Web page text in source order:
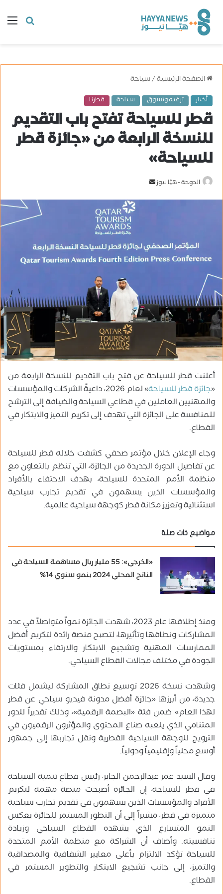
البحث
الصفحة الرئيسية/سياحة
أخبار ترفيه وتسوق سياحة قطرنا
قطر للسياحة تفتح باب التقديم
للنسخة الرابعة من «جائزة قطر
للسياحة»
الدوحة - هيّا نيوز
ر
ي
ل
ك
ن
ي
ا
أعلنت قطر للسياحة عن فتح باب التقديم للنسخة الرابعة من
«جائزة قطر للسياحة
» لعام 2026، داعيةً الشركات والمؤسسات
والمهنيين العاملين في قطاعي السياحة والضيافة إلى الترشح
للمنافسة على الجائزة التي تهدف إلى تكريم التميز والابتكار في
القطاع.
وجاء الإعلان خلال مؤتمر صحفي كشفت خلاله قطر للسياحة
عن تفاصيل الدورة الجديدة من الجائزة، التي تنظم بالتعاون مع
منظمة الأمم المتحدة للسياحة، بهدف الاحتفاء بالأفراد
والمؤسسات الذين يسهمون في تقديم تجارب سياحية
استثنائية وتعزيز مكانة قطر كوجهة سياحية عالمية.
مواضيع ذات صلة
«الخرجي»: 55 مليار ريال مساهمة السياحة في
الناتج المحلي 2024 بنمو سنوي 14%
ومنذ إطلاقها عام 2023، شهدت الجائزة نمواً متواصلاً في عدد
المشاركات ونطاقها وتأثيرها، لتصبح منصة رائدة لتكريم أفضل
الممارسات المهنية وتشجيع الابتكار والارتقاء بمستويات
الجودة في مختلف مجالات القطاع السياحي.
وشهدت نسخة 2026 توسيع نطاق المشاركة ليشمل فئات
جديدة، من أبرزها «جائزة أفضل مدونة فيديو سياحي عن قطر
لهذا العام» ضمن فئة «البصمة الرقمية»، وذلك تقديراً للدور
المتنامي الذي يلعبه صناع المحتوى والمؤثرون الرقميون في
الترويج للوجهة السياحية القطرية ونقل تجاربها إلى جمهور
أوسع محلياً وإقليمياً ودولياً.
وقال السيد عمر عبدالرحمن الجابر، رئيس قطاع تنمية السياحة
في قطر للسياحة، إن الجائزة أصبحت منصة مهمة لتكريم
الأفراد والمؤسسات الذين يسهمون في تقديم تجارب سياحية
متميزة في قطر، مشيراً إلى أن التطور المستمر للجائزة يعكس
النمو المتسارع الذي يشهده القطاع السياحي وزيادة
تنافسيته. وأضاف أن الشراكة مع منظمة الأمم المتحدة
للسياحة تؤكد الالتزام بأعلى معايير الشفافية والمصداقية
والتميز، إلى جانب تشجيع الابتكار والتطوير المستمر في
القطاع.